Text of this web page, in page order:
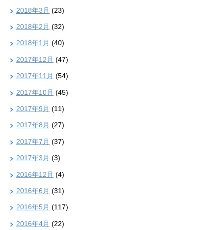
2018年3月 (23)
2018年2月 (32)
2018年1月 (40)
2017年12月 (47)
2017年11月 (54)
2017年10月 (45)
2017年9月 (11)
2017年8月 (27)
2017年7月 (37)
2017年3月 (3)
2016年12月 (4)
2016年6月 (31)
2016年5月 (117)
2016年4月 (22)